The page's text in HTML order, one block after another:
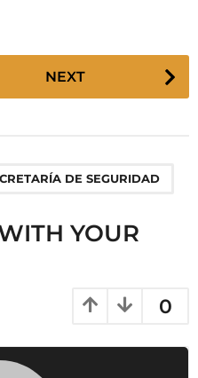
NEXT
DE SEGURIDAD
YOUR
0